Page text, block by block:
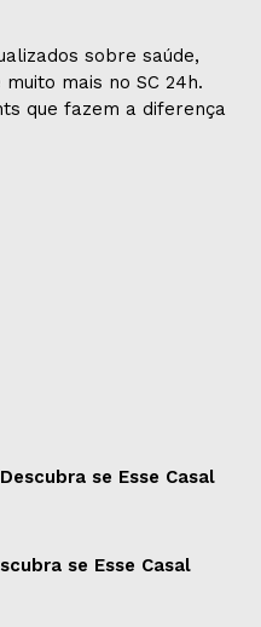
sobre saúde,
mais no SC 24h.
que fazem a diferença
se Esse Casal
se Esse Casal